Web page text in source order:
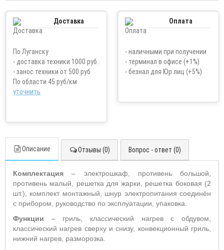
Доставка
По Луганску
- доставка техники 1000 руб.
- занос техники от 500 руб
По области 45 руб/км
уточнить
Оплата
- наличными при получении
- терминал в офисе (+1%)
- безнал для Юр.лиц (+5%)
Описание Отзывы (0) Вопрос - ответ (0)
Комплектация– электрошкаф, противень большой,
противень малый, решетка для жарки, решетка боковая (2
шт.), комплект монтажный, шнур электропитания соединён
с прибором, руководство по эксплуатации, упаковка.
Функции – гриль, классический нагрев с обдувом,
классический нагрев сверху и снизу, конвекционный гриль,
нижний нагрев, разморозка.